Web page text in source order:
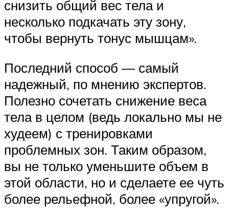
снизить общий вес тела и
несколько подкачать эту зону,
чтобы вернуть тонус мышцам».
Последний способ — самый
надежный, по мнению экспертов.
Полезно сочетать снижение веса
тела в целом (ведь локально мы не
худеем) с тренировками
проблемных зон. Таким образом,
вы не только уменьшите объем в
этой области, но и сделаете ее чуть
более рельефной, более «упругой».